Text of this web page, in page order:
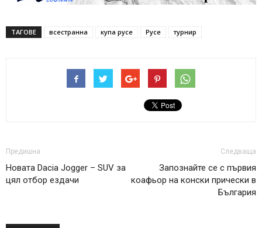
ТАГОВЕ всестранна купа русе Русе турнир
Предишна
Новата Dacia Jogger – SUV за
цял отбор ездачи
Следваща
Запознайте се с първия
коафьор на конски прически в
България